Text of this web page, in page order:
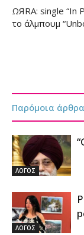
ΩЯRΑ: single “In
το άλμπουμ
Παρόμοια άρθρα
ΛΟΓΟΣ
ΛΟΓΟΣ